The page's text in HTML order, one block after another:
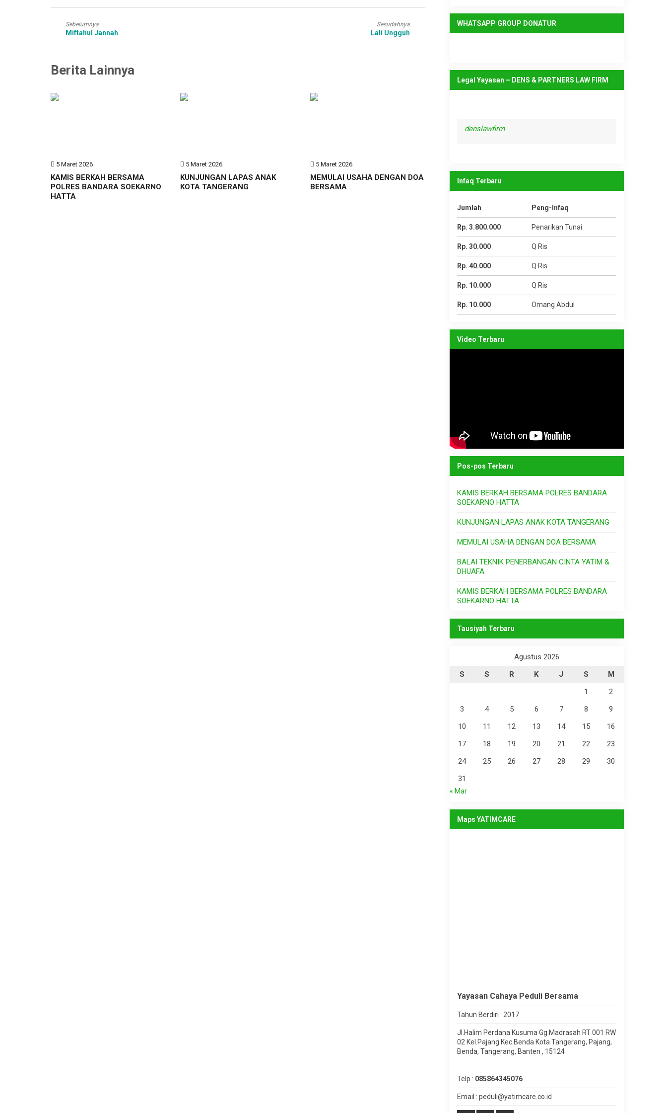
Sebelumnya
Miftahul Jannah
Sesudahnya
Lali Ungguh
Berita Lainnya
5 Maret 2026
KAMIS BERKAH BERSAMA
POLRES BANDARA SOEKARNO
HATTA
5 Maret 2026
KUNJUNGAN LAPAS ANAK
KOTA TANGERANG
5 Maret 2026
MEMULAI USAHA DENGAN DOA
BERSAMA
WHATSAPP GROUP DONATUR
Legal Yayasan – DENS & PARTNERS LAW FIRM
denslawfirm
Infaq Terbaru
Jumlah Peng-Infaq
Rp. 3.800.000 Penarikan Tunai
Rp. 30.000 Q Ris
Rp. 40.000 Q Ris
Rp. 10.000 Q Ris
Rp. 10.000 Omang Abdul
Video Terbaru
Pos-pos Terbaru
KAMIS BERKAH BERSAMA POLRES BANDARA
SOEKARNO HATTA
KUNJUNGAN LAPAS ANAK KOTA TANGERANG
MEMULAI USAHA DENGAN DOA BERSAMA
BALAI TEKNIK PENERBANGAN CINTA YATIM &
DHUAFA
KAMIS BERKAH BERSAMA POLRES BANDARA
SOEKARNO HATTA
Tausiyah Terbaru
Agustus 2026
S
S R K J S
M
1
2
3
4 5 6 7 8
9
10
11 12 13 14 15
16
17
18 19 20 21 22
23
24
25 26 27 28 29
30
31
« Mar
Maps YATIMCARE
Yayasan Cahaya Peduli Bersama
Tahun Berdiri : 2017
Jl.Halim Perdana Kusuma Gg.Madrasah RT 001 RW
02 Kel.Pajang Kec.Benda Kota Tangerang, Pajang,
Benda, Tangerang, Banten , 15124
Telp : 085864345076
Email : peduli@yatimcare.co.id